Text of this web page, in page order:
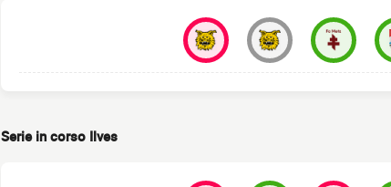
Serie in corso Ilves